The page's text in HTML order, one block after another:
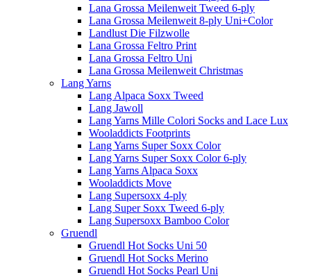
Lana Grossa Meilenweit Tweed 6-ply
Lana Grossa Meilenweit 8-ply Uni+Color
Landlust Die Filzwolle
Lana Grossa Feltro Print
Lana Grossa Feltro Uni
Lana Grossa Meilenweit Christmas
Lang Yarns
Lang Alpaca Soxx Tweed
Lang Jawoll
Lang Yarns Mille Colori Socks and Lace Lux
Wooladdicts Footprints
Lang Yarns Super Soxx Color
Lang Yarns Super Soxx Color 6-ply
Lang Yarns Alpaca Soxx
Wooladdicts Move
Lang Supersoxx 4-ply
Lang Super Soxx Tweed 6-ply
Lang Supersoxx Bamboo Color
Gruendl
Gruendl Hot Socks Uni 50
Gruendl Hot Socks Merino
Gruendl Hot Socks Pearl Uni